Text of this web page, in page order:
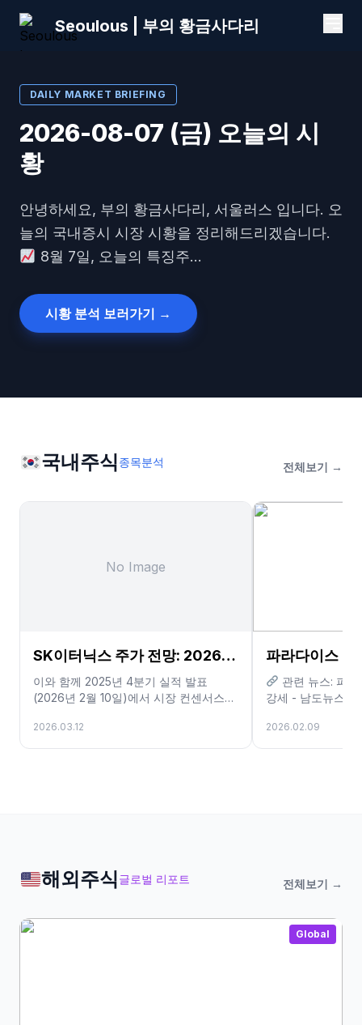
Seoulous | 부의 황금사다리
DAILY MARKET BRIEFING
2026-08-07 (금) 오늘의 시
황
안녕하세요, 부의 황금사다리, 서울러스 입니다. 오
늘의 국내증시 시장 시황을 정리해드리겠습니다.
8월 7일, 오늘의 특징주...
시황 분석 보러가기 →
국내주식종목분석 전체보기 →
No Image
SK이터닉스 주가 전망: 2026년
실적 퀀텀점프와 확실한 투자 기
회 분석
이와 함께 2025년 4분기 실적 발표
(2026년 2월 10일)에서 시장 컨센서스를
조한 펀더멘털을 입증했습니다. 특히 신
안우이 해상풍력 개발용역 매출 인식이
2026.03.12
파라다이스
실적 퀀텀점프
회 분석
관련 뉴스: 파
강세 - 남도뉴스
2026.02.09
해외주식글로벌 리포트 전체보기 →
Global